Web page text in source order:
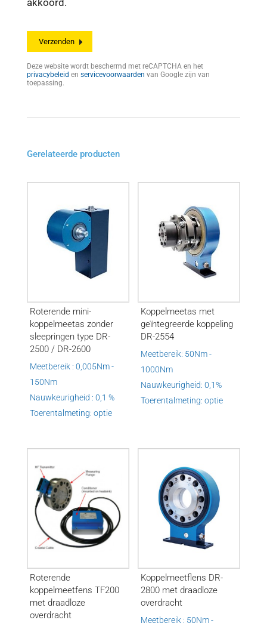
akkoord.
Deze website wordt beschermd met reCAPTCHA en het
privacybeleid en servicevoorwaarden van Google zijn van
toepassing.
Gerelateerde producten
Roterende mini-
koppelmeetas zonder
sleepringen type DR-
2500 / DR-2600
Meetbereik : 0,005Nm -
150Nm
Nauwkeurigheid : 0,1 %
Toerentalmeting: optie
Koppelmeetas met
geïntegreerde koppeling
DR-2554
Meetbereik: 50Nm -
1000Nm
Nauwkeurigheid: 0,1%
Toerentalmeting: optie
Roterende
koppelmeetfens TF200
met draadloze
overdracht
Koppelmeetflens DR-
2800 met draadloze
overdracht
Meetbereik : 50Nm -